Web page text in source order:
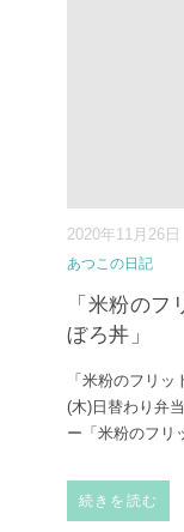
2020年11月26日
あつこの日記
「米粉の
ぼろ丼」
「米粉のフリ
(木)日替わり弁
ー「米粉のフリ
続きを読む